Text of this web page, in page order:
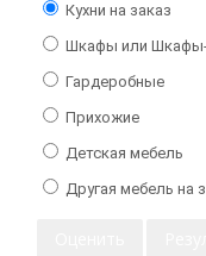
Кухни на заказ
Шкафы или
Гардеробные
Прихожие
Детская мебель
Другая мебель на